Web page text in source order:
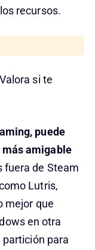
recursos.
si te
puede
amigable
fuera de Steam
Lutris,
mejor que
en otra
partición para